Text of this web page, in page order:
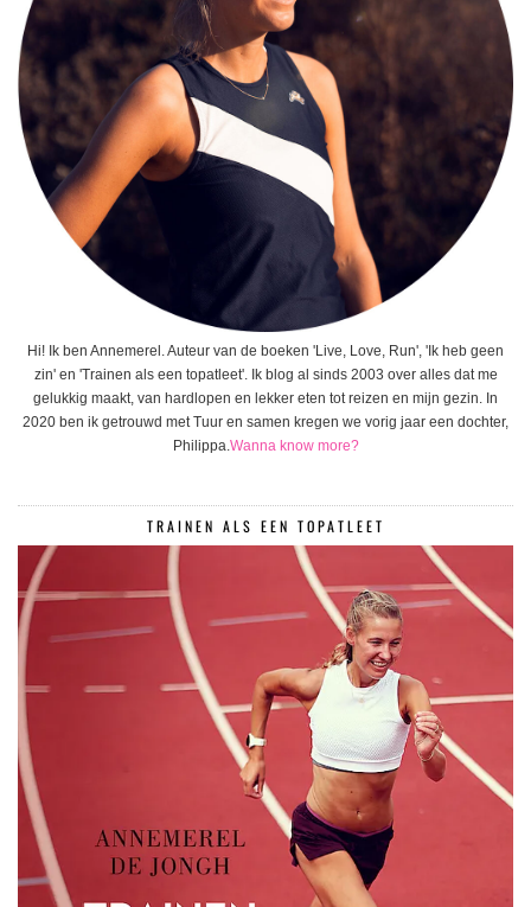
Hi! Ik ben Annemerel. Auteur van de boeken 'Live, Love, Run', 'Ik heb geen
zin' en 'Trainen als een topatleet'. Ik blog al sinds 2003 over alles dat me
gelukkig maakt, van hardlopen en lekker eten tot reizen en mijn gezin. In
2020 ben ik getrouwd met Tuur en samen kregen we vorig jaar een dochter,
Philippa.Wanna know more?
TRAINEN ALS EEN TOPATLEET